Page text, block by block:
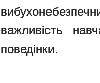
важливість
поведінки.